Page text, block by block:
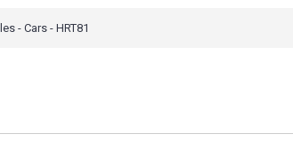
- Cars - HRT81